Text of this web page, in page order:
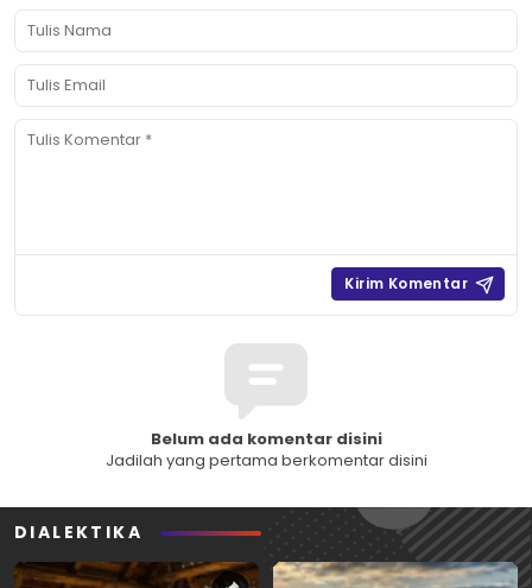
Belum ada komentar disini
Jadilah yang pertama berkomentar disini
DIALEKTIKA